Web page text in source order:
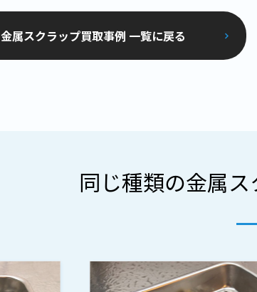
金属スクラップ買取事例 一覧に戻る
同じ種類の金属